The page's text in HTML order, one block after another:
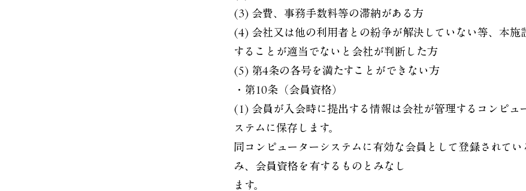
(3) 会費、事務手数料等の滞納がある方
(4) 会社又は他の利用者との紛争が解決していない等、本施
することが適当でないと会社が判断した方
(5) 第4条の各号を満たすことができない方
・第10条（会員資格）
(1) 会員が入会時に提出する情報は会社が管理するコンピュ
ステムに保存します。
同コンピューターシステムに有効な会員として登録されてい
み、会員資格を有するものとみなし
ます。